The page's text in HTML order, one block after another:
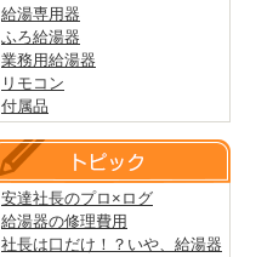
給湯専用器
ふろ給湯器
業務用給湯器
リモコン
付属品
安達社長のプロ×ログ
給湯器の修理費用
社長は口だけ！？いや、給湯器